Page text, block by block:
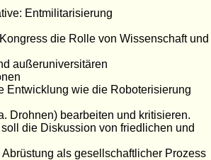
Entmilitarisierung
die Rolle von Wissenschaft und
außeruniversitären
Entwicklung wie die Roboterisierung
Drohnen) bearbeiten und kritisieren.
die Diskussion von friedlichen und
als gesellschaftlicher Prozess